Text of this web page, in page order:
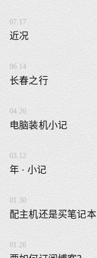
07.17
近况
06.14
长春之行
04.26
电脑装机小记
03.12
年 · 小记
01.30
配主机还是买笔记本
01.26